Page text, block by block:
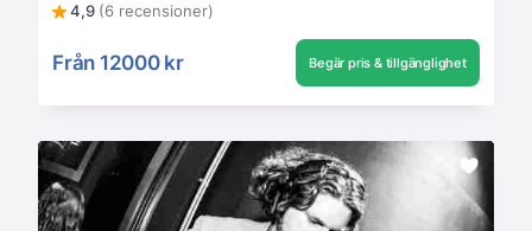
4,9 (6 recensioner)
Från 12000 kr Begär pris & tillgänglighet